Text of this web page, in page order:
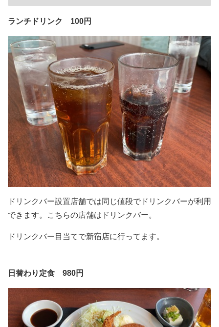
ランチドリンク 100円
ドリンクバー設置店舗では同じ値段でドリンクバーが利用
できます。こちらの店舗はドリンクバー。
ドリンクバー目当てで新宿店に行ってます。
日替わり定食 980円